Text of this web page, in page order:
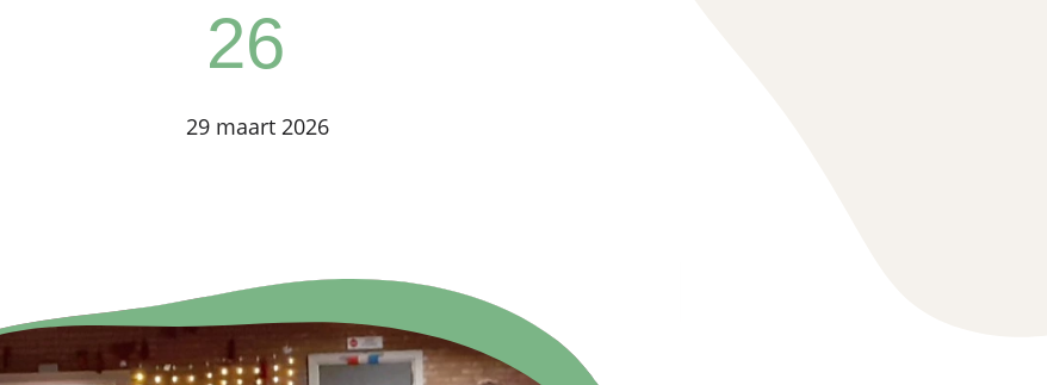
26
29 maart 2026